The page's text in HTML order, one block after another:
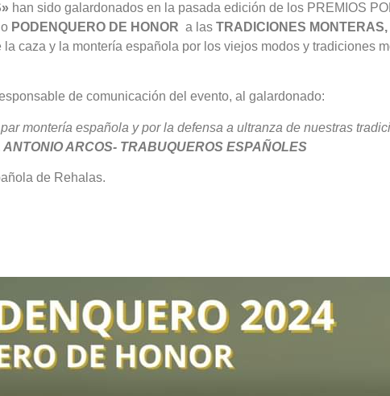
han sido galardonados en la pasada edición de los PREMIOS
PODENQUERO DE HONOR a las TRADICIONES MONTERAS,
caza y la montería española por los viejos modos y tradiciones
de comunicación del evento, al galardonado:
montería española y por la defensa a ultranza de nuestras
ANTONIO ARCOS- TRABUQUEROS ESPAÑOLES
de Rehalas.